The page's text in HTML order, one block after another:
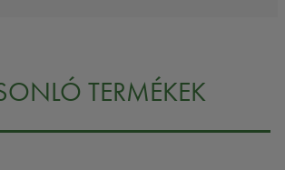
TERMÉKEK